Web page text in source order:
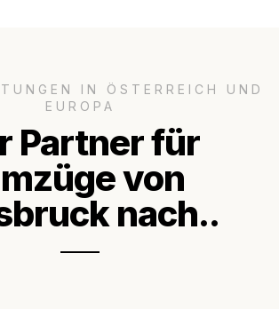
IN ÖSTERREICH UND
EUROPA
Partner für
von
nach..